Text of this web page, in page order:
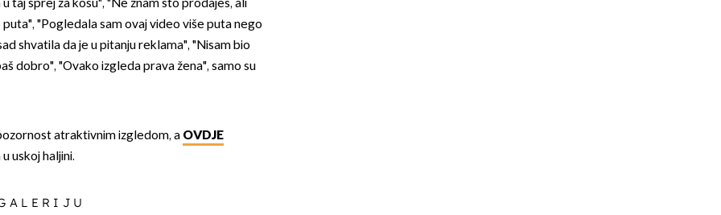
taj sprej za kosu", "Ne znam što prodaješ, ali
"Pogledala sam ovaj video više puta nego
shvatila da je u pitanju reklama", "Nisam bio
dobro", "Ovako izgleda prava žena", samo su
atraktivnim izgledom, a OVDJE
uskoj haljini.